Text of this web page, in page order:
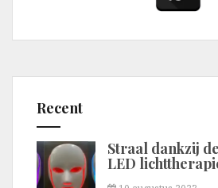
Recent
Straal dankzij
LED